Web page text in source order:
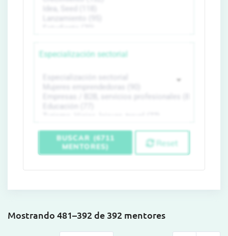
Especialización sectorial
BUSCAR (6711
MENTORES)
Reset
Mostrando 481–392 de 392 mentores